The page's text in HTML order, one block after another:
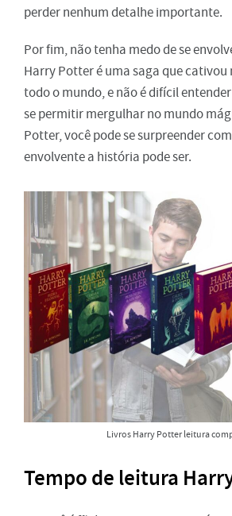
perder nenhum detalhe importante.
Por fim, não tenha medo de se
Harry Potter é uma saga que cativou
todo o mundo, e não é difícil
se permitir mergulhar no mundo
Potter, você pode se surpreender
envolvente a história pode ser.
Livros Harry Potter leitura
Tempo de leitura